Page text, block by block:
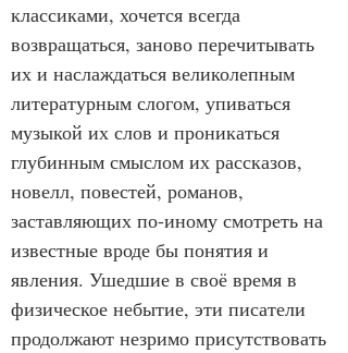
классиками, хочется всегда
возвращаться, заново перечитывать
их и наслаждаться великолепным
литературным слогом, упиваться
музыкой их слов и проникаться
глубинным смыслом их рассказов,
новелл, повестей, романов,
заставляющих по-иному смотреть на
известные вроде бы понятия и
явления. Ушедшие в своё время в
физическое небытие, эти писатели
продолжают незримо присутствовать